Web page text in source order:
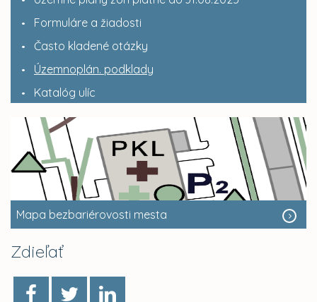
Formuláre a žiadosti
Často kladené otázky
Územnoplán. podklady
Katalóg ulíc
Mapa bezbariérovosti mesta
Zdieľať